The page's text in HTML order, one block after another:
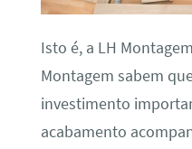
Isto é, a LH
Montagem sabem
investimento
acabamento